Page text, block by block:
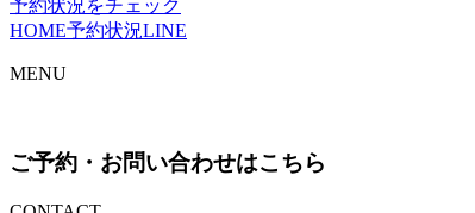
予約状況をチェック
HOME予約状況LINE
MENU
ご予約・お問い合わせはこちら